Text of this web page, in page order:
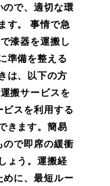
で、適切な環
す。 事情で急
漆器を運搬し
準備を整える
は、以下の方
搬サービスを
スを利用する
きます。簡易
ので即席の緩衝
ょう。運搬経
に、最短ルー